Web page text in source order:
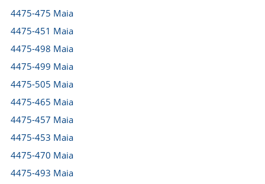
4475-475 Maia
4475-451 Maia
4475-498 Maia
4475-499 Maia
4475-505 Maia
4475-465 Maia
4475-457 Maia
4475-453 Maia
4475-470 Maia
4475-493 Maia